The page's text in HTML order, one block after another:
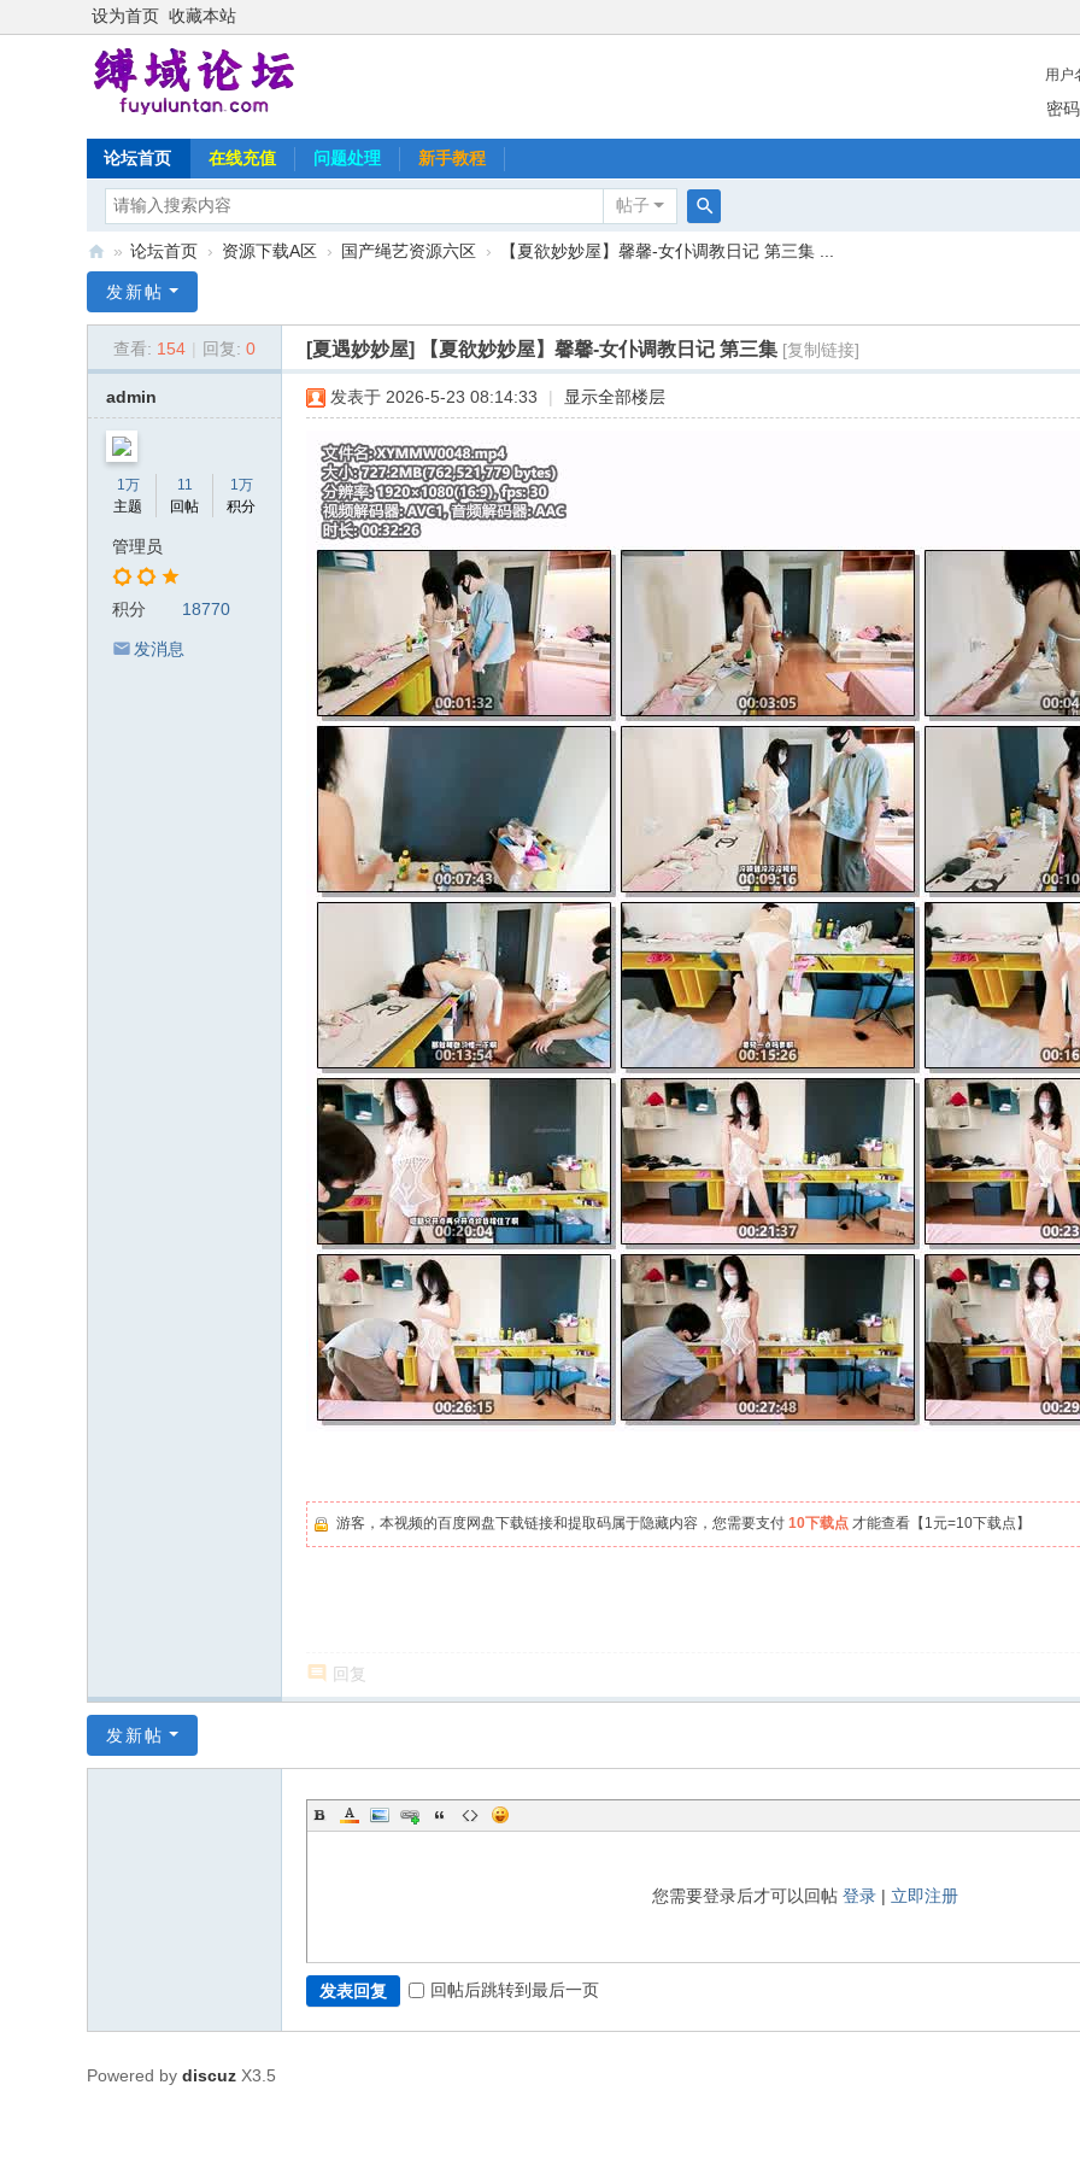
设为首页 收藏本站
用户
密码
论坛首页 在线充值 问题处理 新手教程
帖子
搜
域
» 论坛首页 › 资源下载A区 › 国产绳艺资源六区 › 【夏欲妙妙屋】馨馨-女仆调教日记 第三集 ...
发新帖
查看: 154 回复: 0 [夏遇妙妙屋] 【夏欲妙妙屋】馨馨-女仆调教日记 第三集 [复制链接]
admin
1万
主题
11
回帖
1万
积分
管理员
积分 18770
发消息
发表于 2026-5-23 08:14:33 显示全部楼层
游客，本视频的百度网盘下载链接和提取码属于隐藏内容，您需要支付 10下载点 才能查看【1元=10下载点】
回复
发新帖
您需要登录后才可以回帖 登录| 立即注册
发表回复 回帖后跳转到最后一页
Powered by discuz X3.5